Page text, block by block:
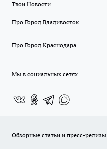
Твои Новости
Про Город Владивосток
Про Город Краснодара
Мы в социальных сетях
Обзорные статьи и пресс-релизы